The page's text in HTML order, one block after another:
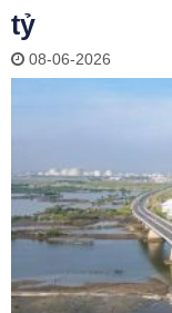
tỷ
08-06-2026
ĐĂNG